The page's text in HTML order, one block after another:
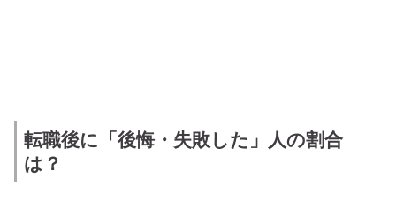
転職後に「後悔・失敗した」人の割合
は？